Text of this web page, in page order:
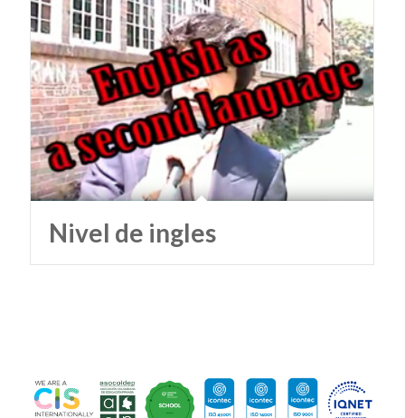
Nivel de ingles